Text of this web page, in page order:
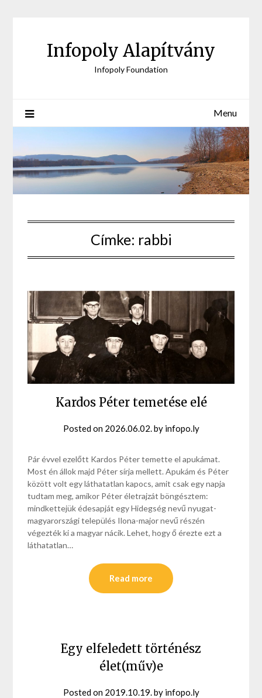
Infopoly Alapítvány
Infopoly Foundation
Menu
Címke: rabbi
Kardos Péter temetése elé
Posted on 2026.06.02.by infopo.ly
Pár évvel ezelőtt Kardos Péter temette el apukámat.
Most én állok majd Péter sírja mellett. Apukám és Péter
között volt egy láthatatlan kapocs, amit csak egy napja
tudtam meg, amikor Péter életrajzát böngésztem:
mindkettejük édesapját egy Hidegség nevű nyugat-
magyarországi település Ilona-major nevű részén
végezték ki a magyar nácik. Lehet, hogy ő érezte ezt a
láthatatlan…
Read more
Egy elfeledett történész
élet(műv)e
Posted on 2019.10.19.by infopo.ly